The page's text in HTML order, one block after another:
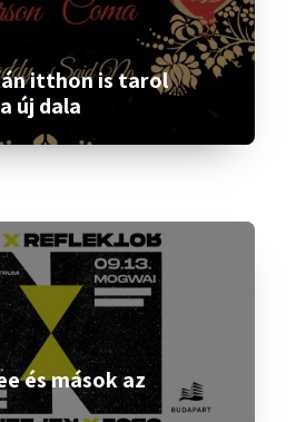
itthon is tarol
új dala
és mások az